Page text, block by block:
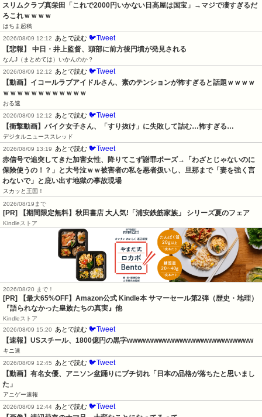
スリムクラブ真栄田「これで2000円いかない日高屋は国宝」→マジで凄すぎるだ
ろこれｗｗｗｗ
はちま起稿
2026/08/09 12:12
あとで読む 🐦Tweet
【悲報】 中日・井上監督、頭部に前方後円墳が発見される
なんJ（まとめては）いかんのか？
2026/08/09 12:12
あとで読む 🐦Tweet
【動画】イコールラブアイドルさん、素のテンションが怖すぎると話題ｗｗｗｗ
ｗｗｗｗｗｗｗｗｗｗｗｗ
おる速
2026/08/09 12:12
あとで読む 🐦Tweet
【衝撃動画】バイク女子さん、「すり抜け」に失敗して詰む…怖すぎる…
デジタルニューススレッド
2026/08/09 13:19
あとで読む 🐦Tweet
赤信号で追突してきた加害女性、降りてこず謝罪ポーズ→「わざとじゃないのに
保険使うの！？」と大号泣ｗｗ被害者の私を悪者扱いし、旦那まで「妻を強く言
わないで」と庇い出す地獄の事故現場
スカッと王国！
2026/08/19まで
[PR] 【期間限定無料】秋田書店 大人気!「浦安鉄筋家族」 シリーズ夏のフェア
Kindleストア
2026/08/20 まで！
[PR]
【最大65%OFF】Amazon公式 Kindle本 サマーセール第2弾（歴史・地理）
『語られなかった皇族たちの真実』他
Kindleストア
2026/08/09 15:20
あとで読む 🐦Tweet
【速報】USスチール、1800億円の黒字wwwwwwwwwwwwwwwwwwwwwwww
キニ速
2026/08/09 12:45
あとで読む 🐦Tweet
【動画】有名女優、アニソン盆踊りにブチ切れ「日本の品格が落ちたと思いまし
た」
アニゲー速報
2026/08/09 12:44 あとで読む 🐦Tweet